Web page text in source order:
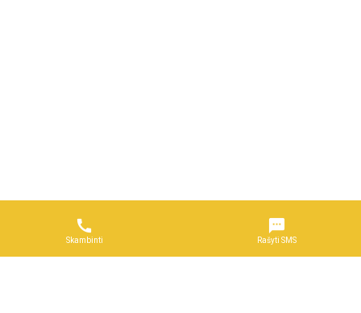

Skambinti

Rašyti SMS